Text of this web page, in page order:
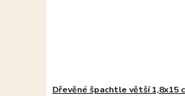
Dřevěné špachtle větší 1,8x15